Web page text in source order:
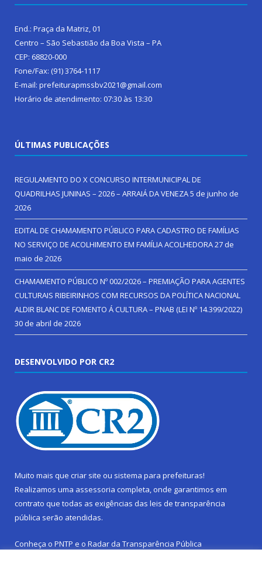
End.: Praça da Matriz, 01
Centro – São Sebastião da Boa Vista – PA
CEP: 68820-000
Fone/Fax: (91) 3764-1117
E-mail: prefeiturapmssbv2021@gmail.com
Horário de atendimento: 07:30 às 13:30
ÚLTIMAS PUBLICAÇÕES
REGULAMENTO DO X CONCURSO INTERMUNICIPAL DE
QUADRILHAS JUNINAS – 2026 – ARRAIÁ DA VENEZA5 de junho de
2026
EDITAL DE CHAMAMENTO PÚBLICO PARA CADASTRO DE FAMÍLIAS
NO SERVIÇO DE ACOLHIMENTO EM FAMÍLIA ACOLHEDORA27 de
maio de 2026
CHAMAMENTO PÚBLICO Nº 002/2026 – PREMIAÇÃO PARA AGENTES
CULTURAIS RIBEIRINHOS COM RECURSOS DA POLÍTICA NACIONAL
ALDIR BLANC DE FOMENTO Á CULTURA – PNAB (LEI Nº 14.399/2022)
30 de abril de 2026
DESENVOLVIDO POR CR2
Muito mais que criar site ou sistema para prefeituras!
Realizamos uma assessoria completa, onde garantimos em
contrato que todas as exigências das leis de transparência
pública serão atendidas.
Conheça o PNTP e o Radar da Transparência Pública